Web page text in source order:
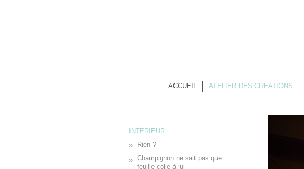
ACCUEIL ATELIER DES CREATIONS
INTÉRIEUR
Rien ?
Champignon ne sait pas que
feuille colle à lui